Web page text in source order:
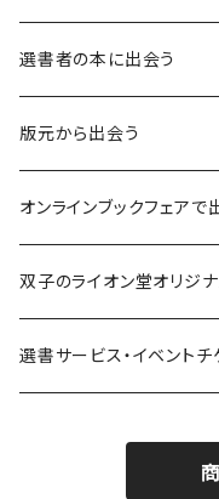
異界：日常から離れた視点
意志：自ら進む力
解体：固定観念を壊す
熱源：情熱を呼び起こす
共鳴：他者や世界とつな
選書者の本に出会う
版元から出会う
荒蝦夷フェア
クオン
寿郎社
オンラインブックフェアで
本屋発の文芸誌『しししし』
韓国文学フェア！！
双子のライオン堂オリジ
書籍
選書サービス・イベントチ